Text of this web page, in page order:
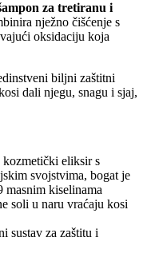
za tretiranu i
nježno čišćenje s
oksidaciju koja
biljni zaštitni
dali njegu, snagu i sjaj,
eliksir s
svojstvima, bogat je
kiselinama
soli u naru vraćaju kosi
sustav za zaštitu i